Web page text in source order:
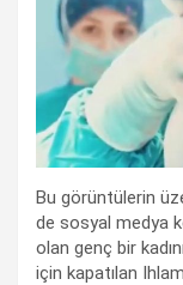
Bu görüntülerin
de sosyal medya
olan genç bir
için kapatılan